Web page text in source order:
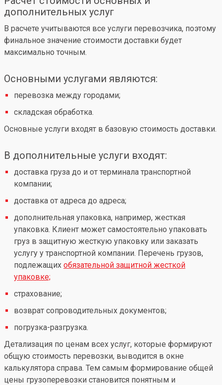
дополнительных услуг
В расчете учитываются все услуги перевозчика, поэтому
финальное значение стоимости доставки будет
максимально точным.
Основными услугами являются:
перевозка между городами;
складская обработка.
Основные услуги входят в базовую стоимость доставки.
В дополнительные услуги входят:
доставка груза до и от терминала транспортной
компании;
доставка от адреса до адреса;
дополнительная упаковка, например, жесткая
упаковка. Клиент может самостоятельно упаковать
груз в защитную жесткую упаковку или заказать
услугу у транспортной компании. Перечень грузов,
подлежащих обязательной защитной жесткой
упаковке;
страхование;
возврат сопроводительных документов;
погрузка-разгрузка.
Детализация по ценам всех услуг, которые формируют
общую стоимость перевозки, выводится в окне
калькулятора справа. Тем самым формирование общей
цены грузоперевозки становится понятным и